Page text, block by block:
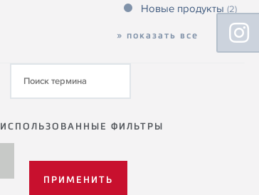
Новые продукты (2)
» показать все
ИСПОЛЬЗОВАННЫЕ ФИЛЬТРЫ
Floating
Sidebar